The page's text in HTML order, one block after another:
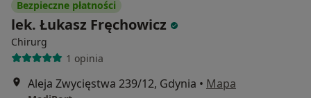
Bezpieczne płatności
lek. Łukasz Fręchowicz
Chirurg
1 opinia
Aleja Zwycięstwa 239/12, Gdynia • Mapa